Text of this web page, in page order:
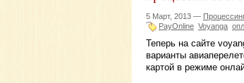
5 Март, 2013 —
PayOnline Voyanga
Теперь на сайте
варианты
картой в режиме